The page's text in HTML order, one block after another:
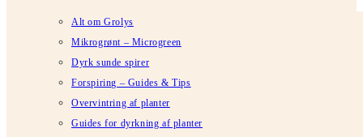
Alt om Grolys
Mikrogrønt – Microgreen
Dyrk sunde spirer
Forspiring – Guides & Tips
Overvintring af planter
Guides for dyrkning af planter